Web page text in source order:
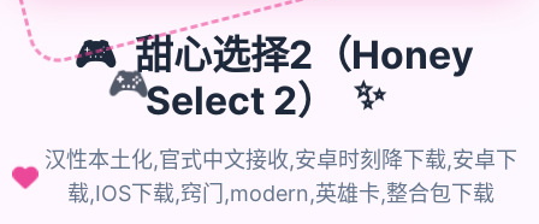
🎮
🎮 甜心选择2（Honey
Select 2）
✨
汉性本土化,官式中文接收,安卓时刻降下载,安卓下
载,IOS下载,窍门,modern,英雄卡,整合包下载